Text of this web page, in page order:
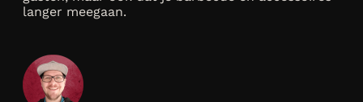
langer meegaan.